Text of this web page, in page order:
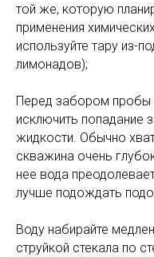
той же, которую
применения
используйте тару из-
лимонадов);
Перед забором пробы
исключить попадание
жидкости. Обычно
скважина очень
нее вода
лучше подождать
Воду набирайте
струйкой стекала по